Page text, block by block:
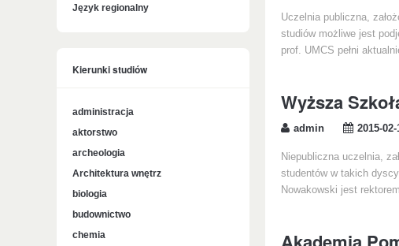
Uczelnia publiczna,
studiów możliwe jest
prof. UMCS pełni
Wyższa
admin 2015-02-
Niepubliczna uczelnia,
studentów w takich
Nowakowski jest
Język regionalny
Kierunki studiów
administracja
aktorstwo
archeologia
Architektura wnętrz
biologia
budownictwo
chemia